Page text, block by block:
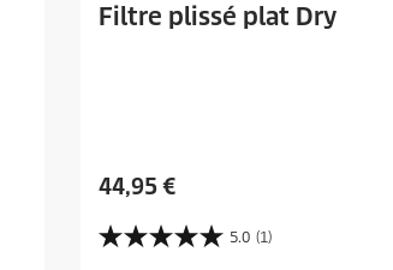
Filtre plissé plat Dry
P
i
44,95 €
5.0 (1)
5